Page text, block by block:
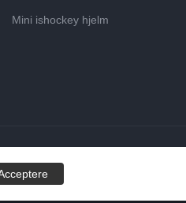
Mini ishockey hjelm
Hockey Visir Cage, Ishockey